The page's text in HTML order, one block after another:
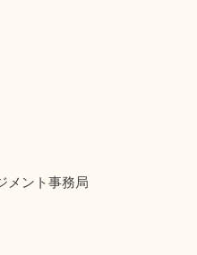
メント事務局